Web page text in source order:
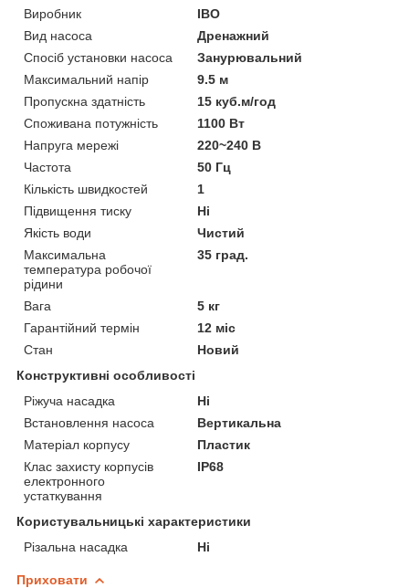
Виробник
IBO
Вид насоса
Дренажний
Спосіб установки насоса
Занурювальний
Максимальний напір
9.5 м
Пропускна здатність
15 куб.м/год
Споживана потужність
1100 Вт
Напруга мережі
220~240 В
Частота
50 Гц
Кількість швидкостей
1
Підвищення тиску
Ні
Якість води
Чистий
Максимальна
температура робочої
рідини
35 град.
Вага
5 кг
Гарантійний термін
12 міс
Стан
Новий
Конструктивні особливості
Ріжуча насадка
Ні
Встановлення насоса
Вертикальна
Матеріал корпусу
Пластик
Клас захисту корпусів
електронного
устаткування
IP68
Користувальницькі характеристики
Різальна насадка
Ні
Приховати